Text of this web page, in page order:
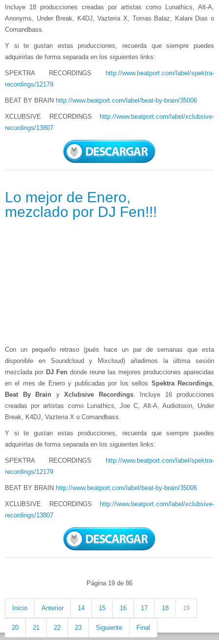
Incluye 18 producciones creadas por artistas como Lunathics, Alt-A,
Anonyms, Under Break, K4DJ, Vazteria X, Tomas Balaz, Kalani Dias o
Comandbass.
Y si te gustan estas producciones, recuerda que siempre puedes
adquirirlas de forma separada en los siguientes links:
SPEKTRA RECORDINGS
http://www.beatport.com/label/spektra-
recordings/12179
BEAT BY BRAIN http://www.beatport.com/label/beat-by-brain/35006
XCLUBSIVE RECORDINGS
http://www.beatport.com/label/xclubsive-
recordings/13807
Lo mejor de Enero,
mezclado por DJ Fen!!!
Con un pequeño retraso (pués hace un par de semanas que esta
disponible en Soundcloud y Mixcloud) añadimos la última sesión
mezclada por DJ Fen donde reune las mejores producciones aparecidas
en el mes de Enero y publicadas por los sellos Spektra Recordings,
Beat By Brain y Xclubsive Recordings. Incluye 16 producciones
creadas por artistas como Lunathics, Joe C, Alt-A, Audiotoxin, Under
Break, K4DJ, Vazteria X o Comandbass.
Y si te gustan estas producciones, recuerda que siempre puedes
adquirirlas de forma separada en los siguientes links:
SPEKTRA RECORDINGS
http://www.beatport.com/label/spektra-
recordings/12179
BEAT BY BRAIN http://www.beatport.com/label/beat-by-brain/35006
XCLUBSIVE RECORDINGS
http://www.beatport.com/label/xclubsive-
recordings/13807
Página 19 de 86
Inicio Anterior 14 15 16 17 18 19
20 21 22 23 Siguiente Final